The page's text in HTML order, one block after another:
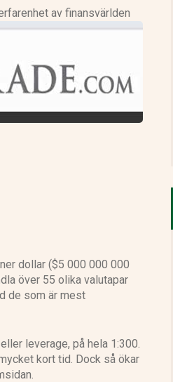
av finansvärlden
dollar ($5 000 000 000
över 55 olika valutapar
de som är mest
leverage, på hela 1:300.
kort tid. Dock så ökar